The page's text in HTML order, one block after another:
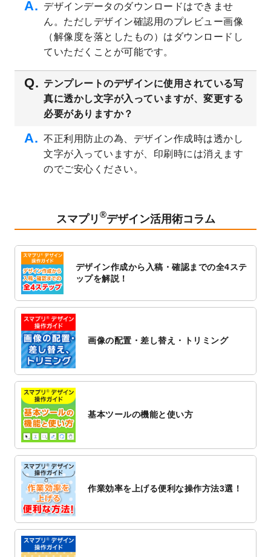
2023/4/18
セミナー・講演会のチラシデザインテンプ
レートを追加しました。
2023/4/18
スポーツジム・フィットネスクラブのチラ
シデザインテンプレート
2023/3/16
シール・ラベルのデザインテンプレートを
公開いたしました。
2023/3/13
封筒（長3、洋長3、角2）のデザインテンプ
レートを追加しました。
2023/3/13
クリアファイルのデザインテンプレート
追加しました。
2023/3/2
パワーポイント版テンプレートをダウンロ
追加しました。
2023/1/13
4月始まりのカレンダーデザインテンプレー
2023/1/5
スタンプカードのデザインテンプレート
追加しました。
2022/12/26
止のお知らせ
2022/12/16
トを公開いたしました。
2022/12/1
2022/11/25
【新商品】封筒が作成できるようになりま
2022/11/25
【新商品】クリアファイルが作成できるよ
2022/11/4
しました。
2022/10/26
レートを追加しました。
2022/10/26
追加しました。
2022/10/20
デザインデータのダウンロードはできませ
ん。ただしデザイン確認用のプレビュー画像
（解像度を落としたもの）はダウンロードし
ていただくことが可能です。
テンプレートのデザインに使用されている写
真に透かし文字が入っていますが、変更する
必要がありますか？
不正利用防止の為、デザイン作成時は透かし
文字が入っていますが、印刷時には消えます
のでご安心ください。
スマプリ ®デザイン活用術コラム
デザイン作成から入稿・確認までの全4ステ
ップを解説！
画像の配置・差し替え・トリミング
基本ツールの機能と使い方
作業効率を上げる便利な操作方法3選！